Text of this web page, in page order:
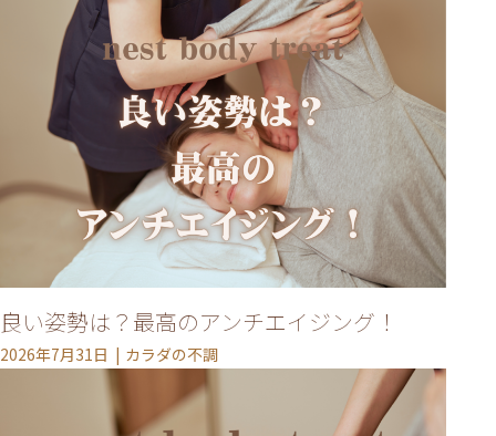
良い姿勢は？最高のアンチエイジング！
2026年7月31日 カラダの不調